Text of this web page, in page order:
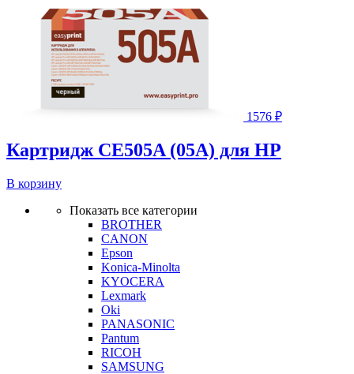
1576 ₽
Картридж CE505A (05A) для HP
В корзину
Показать все категории
BROTHER
CANON
Epson
Konica-Minolta
KYOCERA
Lexmark
Oki
PANASONIC
Pantum
RICOH
SAMSUNG